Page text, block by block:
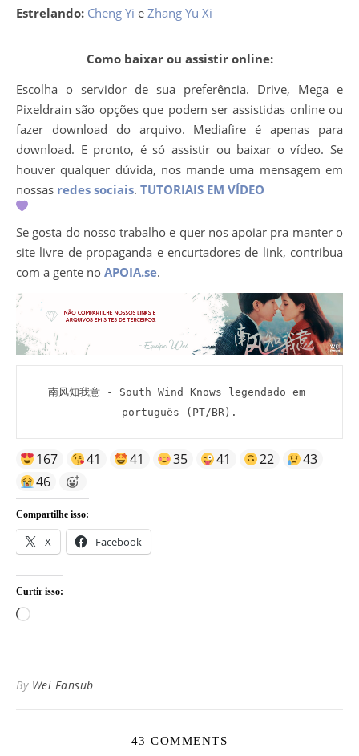
Estrelando: Cheng Yi e Zhang Yu Xi
Como baixar ou assistir online:
Escolha o servidor de sua preferência. Drive, Mega e
Pixeldrain são opções que podem ser assistidas online ou
fazer download do arquivo. Mediafire é apenas para
download. E pronto, é só assistir ou baixar o vídeo. Se
houver qualquer dúvida, nos mande uma mensagem em
nossas redes sociais. TUTORIAIS EM VÍDEO
Se gosta do nosso trabalho e quer nos apoiar pra manter o
site livre de propaganda e encurtadores de link, contribua
com a gente no APOIA.se.
南风知我意 - South Wind Knows legendado em
português (PT/BR).
167 41 41 35 41 22
43
46
Compartilhe isso:
X Facebook
Curtir isso:
Carregando...
By Wei Fansub
43 COMMENTS